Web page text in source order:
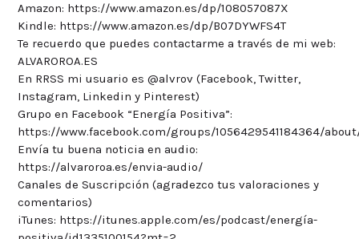
Amazon: https://www.amazon.es/dp/108057087X
Kindle: https://www.amazon.es/dp/B07DYWFS4T
Te recuerdo que puedes contactarme a través de mi web:
ALVAROROA.ES
En RRSS mi usuario es @alvrov (Facebook, Twitter,
Instagram, Linkedin y Pinterest)
Grupo en Facebook “Energía Positiva”:
https://www.facebook.com/groups/1056429541184364/
Envía tu buena noticia en audio:
https://alvaroroa.es/envia-audio/
Canales de Suscripción (agradezco tus valoraciones y
comentarios)
iTunes: https://itunes.apple.com/es/podcast/energía-